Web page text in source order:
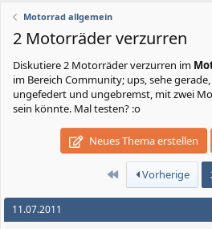
Motorrad allgemein
2 Motorräder verzurren
Diskutiere2 Motorräder verzurren im
im Bereich Community; ups, sehe
ungefedert und ungebremst, mit zwei
sein könnte. Mal testen? :o
Neues Thema erstellen
ErsteVorherige
11.07.2011